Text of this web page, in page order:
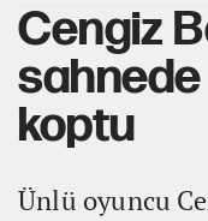
Cengiz
koptu
Ünlü oyuncu